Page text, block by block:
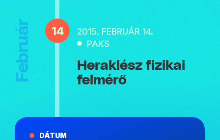
Február 14
2015. FEBRUÁR 14.
PAKS
Heraklész fizikai
felmérő
DÁTUM